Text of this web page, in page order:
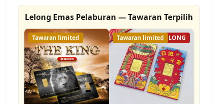
Lelong Emas Pelaburan — Tawaran Terpilih
Tawaran limited 20% LELONG
Tawaran limited